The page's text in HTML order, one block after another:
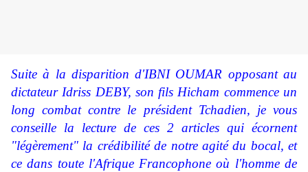
Suite à la disparition d'IBNI OUMAR opposant au
dictateur Idriss DEBY, son fils Hicham commence un
long combat contre le président Tchadien, je vous
conseille la lecture de ces 2 articles qui écornent
"légèrement" la crédibilité de notre agité du bocal, et
ce dans toute l'Afrique Francophone où l'homme de